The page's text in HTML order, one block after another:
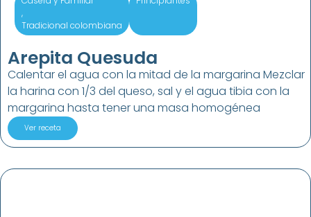
,
Tradicional colombiana
Arepita Quesuda
Calentar el agua con la mitad de la margarina Mezclar
la harina con 1/3 del queso, sal y el agua tibia con la
margarina hasta tener una masa homogénea
Ver receta